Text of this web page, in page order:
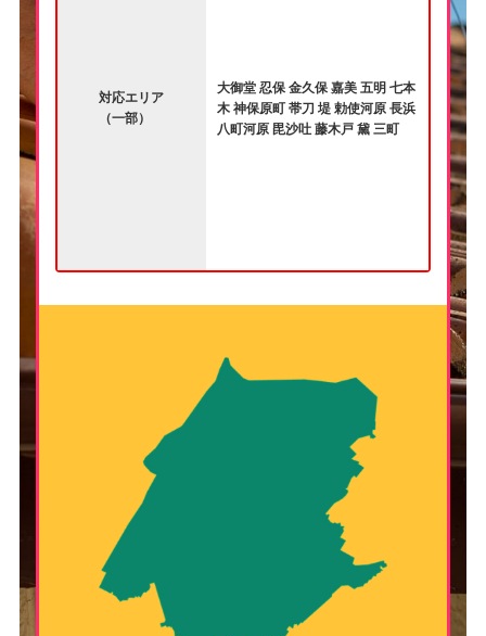
対応エリア
（一部）
大御堂 忍保 金久保 嘉美 五明 七本
木 神保原町 帯刀 堤 勅使河原 長浜
八町河原 毘沙吐 藤木戸 黛 三町